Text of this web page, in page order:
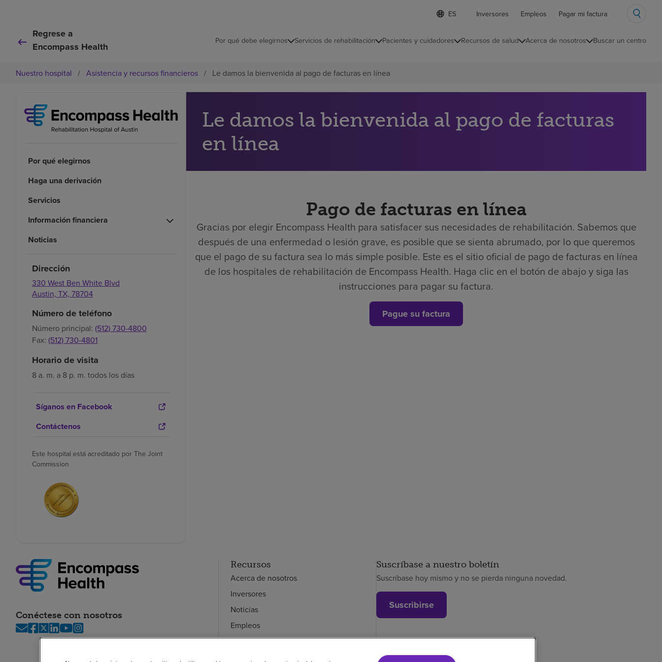
Lista
de
contraída
d
o
m
e
i
Inversores Empleos Pagar mi factura
Regrese a
Encompass Health
Por qué debe elegirnos Servicios de rehabilitación Pacientes y cuidadores Recursos de salud Acerca de nosotros Buscar un centro
Nuestro hospital / Asistencia y recursos financieros / Le damos la bienvenida al pago de facturas en línea
Por qué elegirnos
Haga una derivación
Servicios
Información financiera
Noticias
Dirección
330 West Ben White Blvd
Austin, TX, 78704
Número de teléfono
Número principal: (512) 730-4800
Fax: (512) 730-4801
Horario de visita
8 a. m. a 8 p. m. todos los días
Síganos en Facebook
Contáctenos
Este hospital está acreditado por The Joint
Commission
Le damos la bienvenida al pago de facturas
en línea
Pago de facturas en línea
Gracias por elegir Encompass Health para satisfacer sus necesidades de rehabilitación. Sabemos que
después de una enfermedad o lesión grave, es posible que se sienta abrumado, por lo que queremos
que el pago de su factura sea lo más simple posible. Este es el sitio oficial de pago de facturas en línea
de los hospitales de rehabilitación de Encompass Health. Haga clic en el botón de abajo y siga las
instrucciones para pagar su factura.
Pague su factura
Conéctese con nosotros
Recursos
Acerca de nosotros
Inversores
Noticias
Empleos
Empleados
Suscríbase a nuestro boletín
Suscríbase hoy mismo y no se pierda ninguna novedad.
Suscribirse